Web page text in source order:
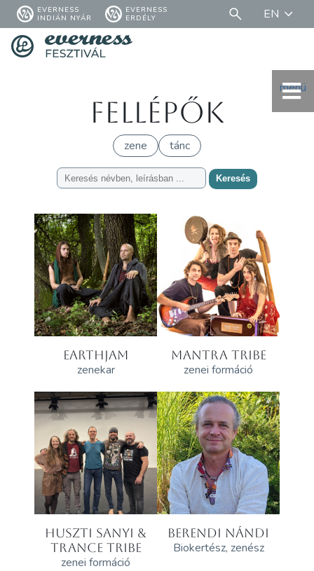
EVERNESS
INDIÁN NYÁR
EVERNESS
ERDÉLY
EN
menü
Fellépők
zene tánc
Keresés
EARTHJAM
zenekar
MANTRA TRIBE
zenei formáció
HUSZTI SANYI &
TRANCE TRIBE
zenei formáció
BERENDI NÁNDI
Biokertész, zenész